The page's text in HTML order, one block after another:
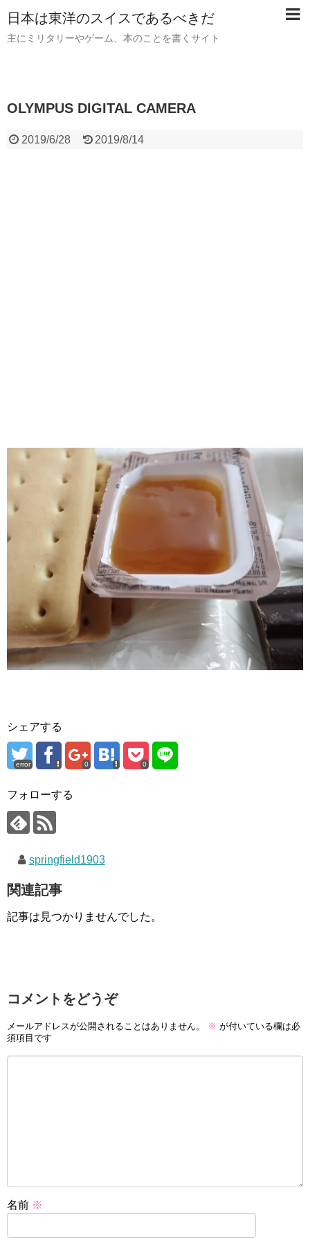
日本は東洋のスイスであるべきだ
主にミリタリーやゲーム、本のことを書くサイト
OLYMPUS DIGITAL CAMERA
2019/6/28 2019/8/14
シェアする
error 0 0
フォローする
springfield1903
関連記事
記事は見つかりませんでした。
コメントをどうぞ
メールアドレスが公開されることはありません。 ※ が付いている欄は必
須項目です
名前 ※